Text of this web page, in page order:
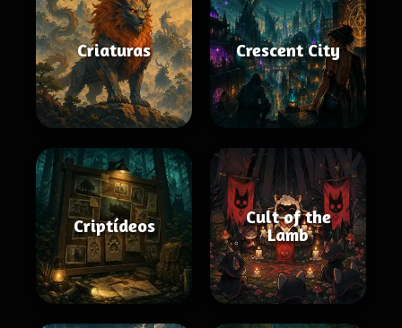
Criaturas Crescent City
Criptídeos
Cult of the
Lamb